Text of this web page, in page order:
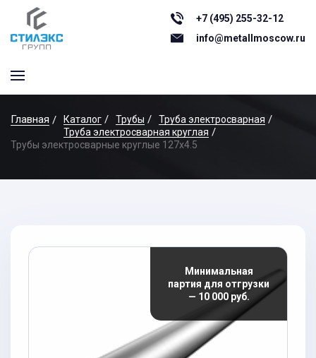
+7 (495) 255-32-12
info@metallmoscow.ru
Главная Каталог Трубы
Труба электросварная
Труба электросварная круглая
Трубы электросварные круглые 127x4.5
Минимальная
партия для отгрузки
— 10 000 руб.